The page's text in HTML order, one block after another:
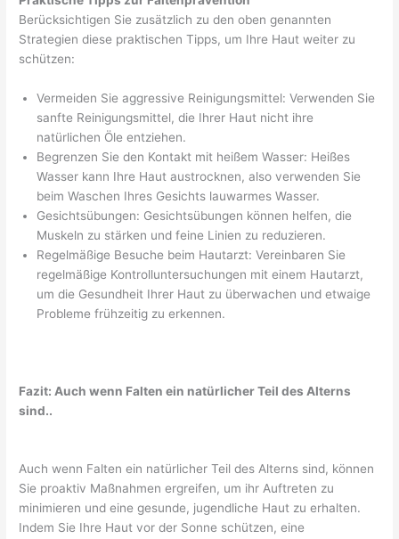
Berücksichtigen Sie zusätzlich zu den oben genannten
Strategien diese praktischen Tipps, um Ihre Haut weiter zu
schützen:
Vermeiden Sie aggressive Reinigungsmittel: Verwenden Sie
sanfte Reinigungsmittel, die Ihrer Haut nicht ihre
natürlichen Öle entziehen.
Begrenzen Sie den Kontakt mit heißem Wasser: Heißes
Wasser kann Ihre Haut austrocknen, also verwenden Sie
beim Waschen Ihres Gesichts lauwarmes Wasser.
Gesichtsübungen: Gesichtsübungen können helfen, die
Muskeln zu stärken und feine Linien zu reduzieren.
Regelmäßige Besuche beim Hautarzt: Vereinbaren Sie
regelmäßige Kontrolluntersuchungen mit einem Hautarzt,
um die Gesundheit Ihrer Haut zu überwachen und etwaige
Probleme frühzeitig zu erkennen.
Fazit: Auch wenn Falten ein natürlicher Teil des Alterns
sind..
Auch wenn Falten ein natürlicher Teil des Alterns sind, können
Sie proaktiv Maßnahmen ergreifen, um ihr Auftreten zu
minimieren und eine gesunde, jugendliche Haut zu erhalten.
Indem Sie Ihre Haut vor der Sonne schützen, eine